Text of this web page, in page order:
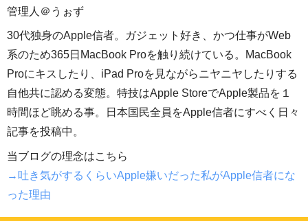
管理人＠うぉず
30代独身のApple信者。ガジェット好き、かつ仕事がWeb
系のため365日MacBook Proを触り続けている。MacBook
Proにキスしたり、iPad Proを見ながらニヤニヤしたりする
自他共に認める変態。特技はApple StoreでApple製品を１
時間ほど眺める事。日本国民全員をApple信者にすべく日々
記事を投稿中。
当ブログの理念はこちら
→吐き気がするくらいApple嫌いだった私がApple信者にな
った理由